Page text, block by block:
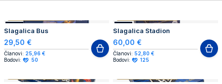
NOVO
Slagalica Bus
29,50 €
Članovi: 25,96 €
Bodovi:
50
NOVO
Slagalica Stadion
60,00 €
Članovi: 52,80 €
Bodovi:
125